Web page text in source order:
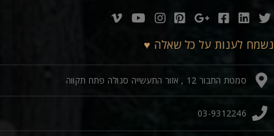
נשמח לענות על כל שאלה ♥
סמטת התבור 12 , אזור התעשייה סגולה פתח תקווה
03-9312246